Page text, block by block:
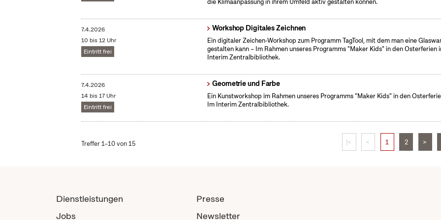
die Klimaanpassung in ihrem Umfeld aktiv gestalten können.
7.4.2026
10 bis 12 Uhr
Eintritt frei
Workshop Digitales Zeichnen
Ein digitaler Zeichen-Workshop zum Programm TagTool, mit dem man eine
gestalten kann – Im Rahmen unseres Programms "Maker Kids" in den Osterferien
Interim Zentralbibliothek.
7.4.2026
14 bis 17 Uhr
Eintritt frei
Geometrie und Farbe
Ein Kunstworkshop im Rahmen unseres Programms "Maker Kids" in den
Im Interim Zentralbibliothek.
Treffer 1–10 von 15 |< < 1 2 >
Dienstleistungen
Jobs
Presse
Newsletter